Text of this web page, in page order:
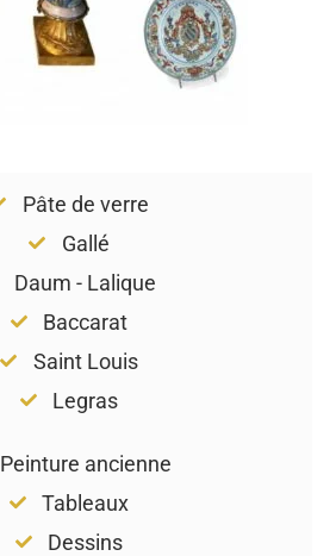
Pâte de verre
Gallé
Daum - Lalique
Baccarat
Saint Louis
Legras
Peinture ancienne
Tableaux
Dessins